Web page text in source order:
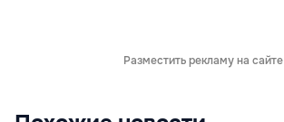
Разместить рекламу на сайте